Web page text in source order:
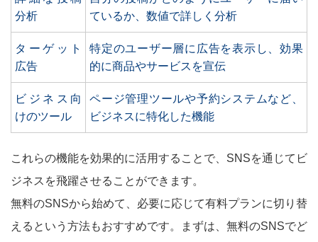
分析
ているか、数値で詳しく分析
ターゲット
広告
特定のユーザー層に広告を表示し、効果
的に商品やサービスを宣伝
ビジネス向
けのツール
ページ管理ツールや予約システムなど、
ビジネスに特化した機能
これらの機能を効果的に活用することで、SNSを通じてビ
ジネスを飛躍させることができます。
無料のSNSから始めて、必要に応じて有料プランに切り替
えるという方法もおすすめです。まずは、無料のSNSでど